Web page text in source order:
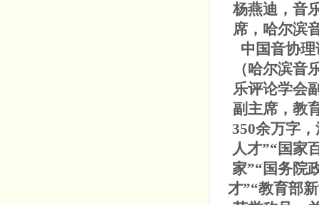
杨燕迪 ，音
席，哈尔滨
中国音协
（哈尔滨
乐评论学会
副主席，教
350余万字
人才”“国家
家”“国务院
才”“教育部